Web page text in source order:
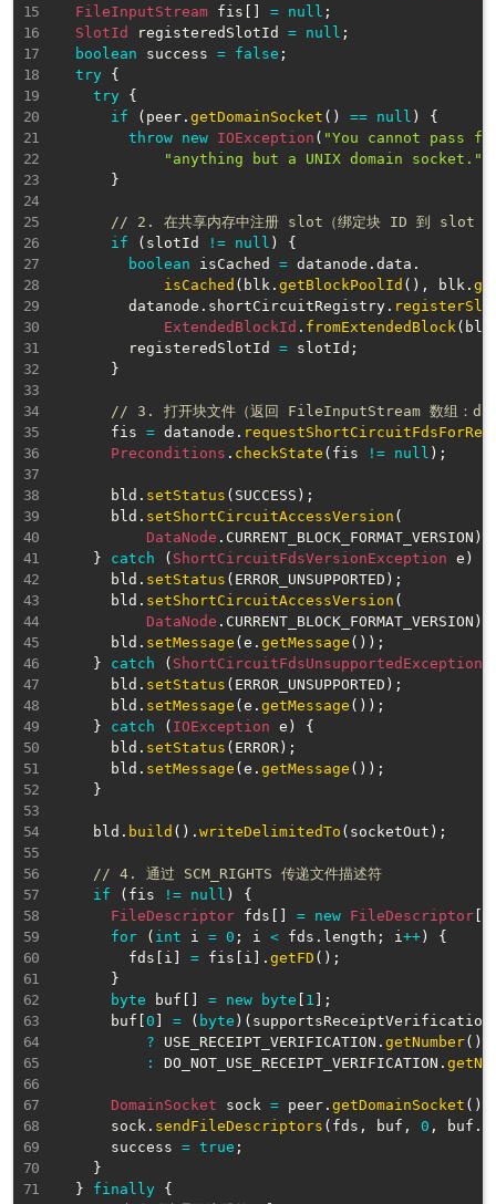
FileInputStream fis = null ;
SlotId
registeredSlotId = null ;
boolean success = false ;
try
{
try
{
if
( peer . getDomainSocket ( ) == null )
{
throw new IOException ( "You cannot pass
"anything but a UNIX domain socket."
}
// 2. 在共享内存中注册 slot（绑定块 ID 到 slot 位
if
( slotId != null )
{
boolean isCached = datanode . data .
isCached ( blk . getBlockPoolId ( ) , blk .
        datanode
. shortCircuitRegistry .
ExtendedBlockId . fromExtendedBlock ( blk
        registeredSlotId
= slotId ;
}
// 3. 打开块文件（返回 FileInputStream 数组：
      fis
= datanode .
Preconditions . checkState ( fis != null ) ;
      bld
. setStatus ( SUCCESS ) ;
      bld
. setShortCircuitAccessVersion (
DataNode . CURRENT_BLOCK_FORMAT_VERSION )
}
catch ( ShortCircuitFdsVersionException e )
      bld
. setStatus ( ERROR_UNSUPPORTED ) ;
      bld
. setShortCircuitAccessVersion (
DataNode . CURRENT_BLOCK_FORMAT_VERSION )
      bld
. setMessage ( e . getMessage ( ) ) ;
}
catch ( ShortCircuitFdsUnsupportedException
      bld
. setStatus ( ERROR_UNSUPPORTED ) ;
      bld
. setMessage ( e . getMessage ( ) ) ;
}
catch ( IOException e )
{
      bld
. setStatus ( ERROR ) ;
      bld
. setMessage ( e . getMessage ( ) ) ;
}
    bld
. build ( ) . writeDelimitedTo ( socketOut ) ;
// 4. 通过 SCM_RIGHTS 传递文件描述符
if
( fis != null )
{
FileDescriptor fds = new FileDescriptor
for
( int i = 0 ; i < fds . length ; i ++ )
{
        fds
i = fis i . getFD ( ) ;
}
byte buf = new byte 1
;
      buf
0 = ( byte ) ( supportsReceiptVerification
? USE_RECEIPT_VERIFICATION . getNumber( )
:
DO_NOT_USE_RECEIPT_VERIFICATION .
DomainSocket sock = peer . getDomainSocket ( )
      sock
. sendFileDescriptors ( fds , buf , 0 , buf .
      success
= true ;
}
}
finally
{